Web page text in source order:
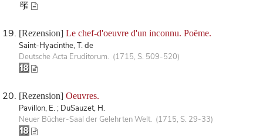
[Rezension] Le chef-d'oeuvre d'un inconnu. Poëme.
Saint-Hyacinthe, T. de
Deutsche Acta Eruditorum. (1715, S. 509-520)
[Rezension] Oeuvres.
Pavillon, E. ; DuSauzet, H.
Neuer Bücher-Saal der Gelehrten Welt. (1715, S. 29-33)